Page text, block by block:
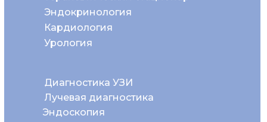
Диагностика УЗИ
Эндоскопия
Эндокринология
Кардиология
Урология
Лучевая диагностика